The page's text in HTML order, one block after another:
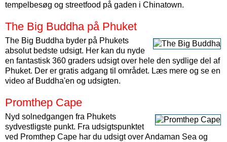
tempelbesøg og streetfood på gaden i Chinatown.
The Big Buddha på Phuket
The Big Buddha byder på Phukets
absolut bedste udsigt. Her kan du nyde
en fantastisk 360 graders udsigt over hele den sydlige del af
Phuket. Der er gratis adgang til området. Læs mere og se en
video af Buddha'en og udsigten.
Promthep Cape
Nyd solnedgangen fra Phukets
sydvestligste punkt. Fra udsigtspunktet
ved Promthep Cape har du udsigt over Andaman Sea og